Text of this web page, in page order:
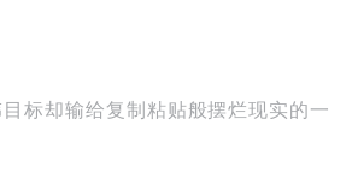
目标却输给复制粘贴般摆烂现实的一